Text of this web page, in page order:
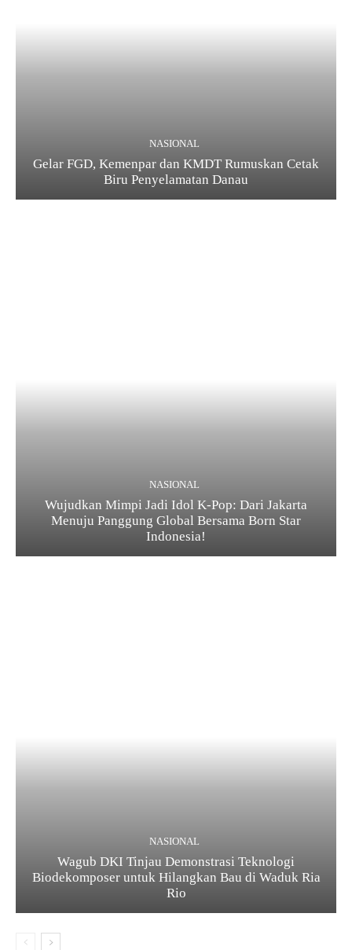
NASIONAL
Gelar FGD, Kemenpar dan KMDT Rumuskan Cetak
Biru Penyelamatan Danau
NASIONAL
Wujudkan Mimpi Jadi Idol K-Pop: Dari Jakarta
Menuju Panggung Global Bersama Born Star
Indonesia!
NASIONAL
Wagub DKI Tinjau Demonstrasi Teknologi
Biodekomposer untuk Hilangkan Bau di Waduk Ria
Rio